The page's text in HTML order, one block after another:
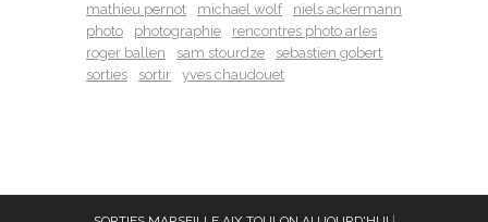
mathieu pernot
michael wolf
niels ackermann
photo
photographie
rencontres photo arles
roger ballen
sam stourdze
sebastien gobert
sorties
sortir yves chaudouet